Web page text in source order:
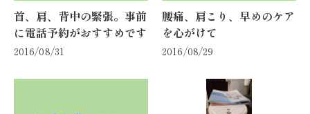
首、肩、背中の緊張。事前
に電話予約がおすすめです
2016/08/31
腰痛、肩こり、早めのケア
を心がけて
2016/08/29